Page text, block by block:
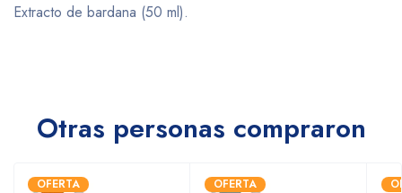
Extracto de bardana (50 ml).
Otras personas compraron
OFERTA OFERTA